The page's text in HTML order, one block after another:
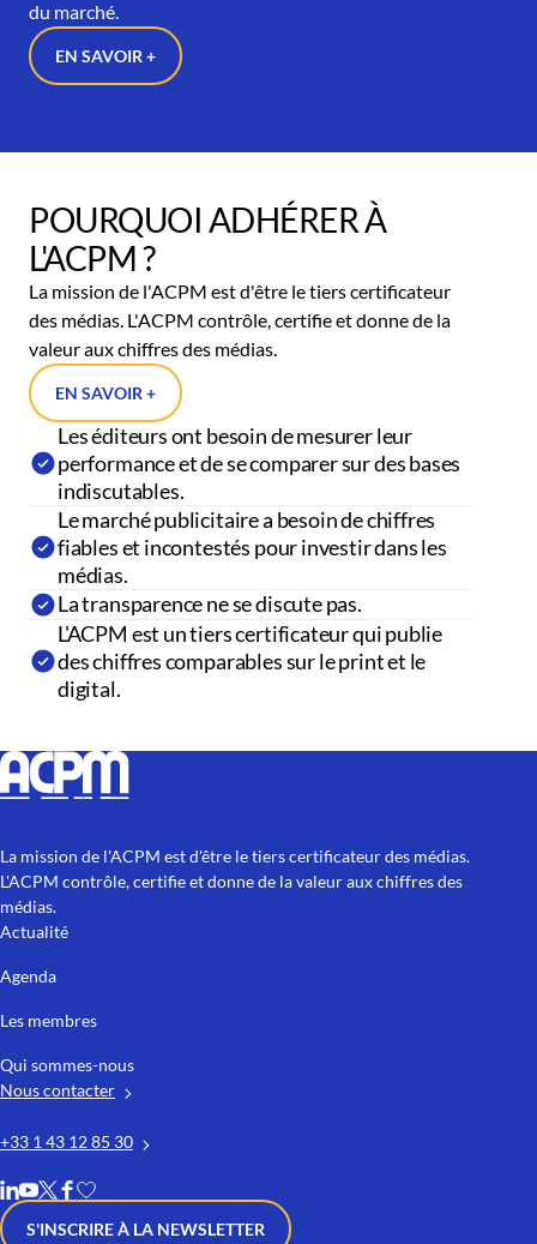
du marché.
EN SAVOIR +
POURQUOI ADHÉRER À
L'ACPM ?
La mission de l'ACPM est d'être le tiers certificateur
des médias. L'ACPM contrôle, certifie et donne de la
valeur aux chiffres des médias.
EN SAVOIR +
Les éditeurs ont besoin de mesurer leur
performance et de se comparer sur des bases
indiscutables.
Le marché publicitaire a besoin de chiffres
fiables et incontestés pour investir dans les
médias.
La transparence ne se discute pas.
L'ACPM est un tiers certificateur qui publie
des chiffres comparables sur le print et le
digital.
La mission de l'ACPM est d'être le tiers certificateur des médias.
L'ACPM contrôle, certifie et donne de la valeur aux chiffres des
médias.
Actualité
Agenda
Les membres
Qui sommes-nous
Nous contacter
+33 1 43 12 85 30
S'INSCRIRE À LA NEWSLETTER